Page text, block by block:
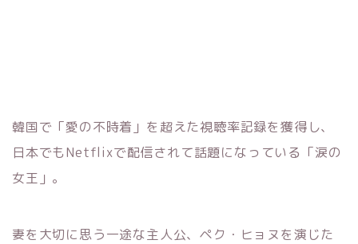
韓国で「愛の不時着」を超えた視聴率記録を獲得し、
日本でもNetflixで配信されて話題になっている「涙の
女王」。
妻を大切に思う一途な主人公、ペク・ヒョヌを演じた